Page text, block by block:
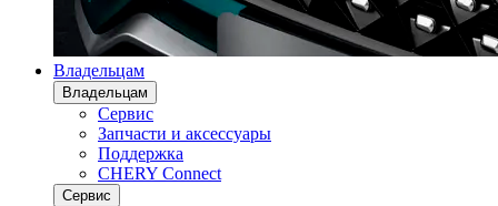
Владельцам
Владельцам
Сервис
Запчасти и аксессуары
Поддержка
CHERY Connect
Сервис